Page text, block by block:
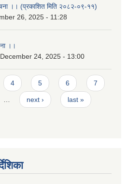
।। (प्रकाशित मिति २०८२-०९-११)
26, 2025 - 11:28
।।
24, 2025 - 13:00
4 5 6 7
next › last »